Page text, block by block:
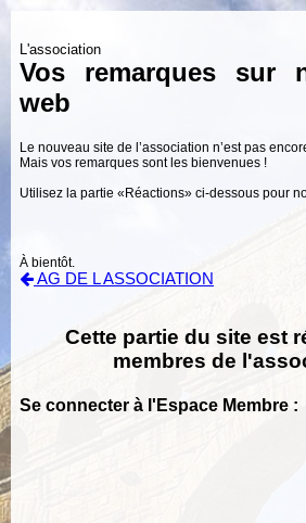
L'association
Vos remarques sur
web
Le nouveau site de l’association n’est pas
Mais vos remarques sont les bienvenues !
Utilisez la partie «Réactions» ci-dessous pour
À bientôt.
AG DE L ASSOCIATION
Cette partie du site est
membres de
Se connecter à l'Espace Membre :